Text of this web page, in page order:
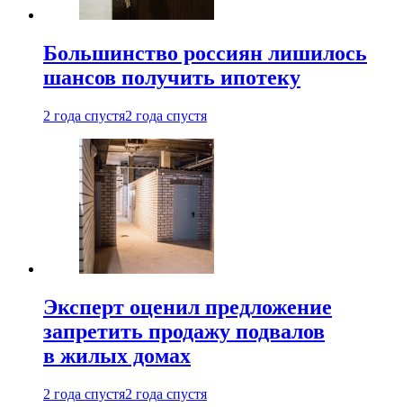
Большинство россиян лишилось
шансов получить ипотеку
2 года спустя2 года спустя
Эксперт оценил предложение
запретить продажу подвалов
в жилых домах
2 года спустя2 года спустя